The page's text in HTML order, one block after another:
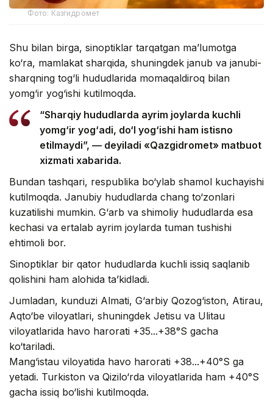
Фото: Казгидромет
Shu bilan birga, sinoptiklar tarqatgan ma’lumotga
ko‘ra, mamlakat sharqida, shuningdek janub va janubi-
sharqning tog‘li hududlarida momaqaldiroq bilan
yomg‘ir yog‘ishi kutilmoqda.
“Sharqiy hududlarda ayrim joylarda kuchli
yomg‘ir yog‘adi, do‘l yog‘ishi ham istisno
etilmaydi”, — deyiladi «Qazgidromet» matbuot
xizmati xabarida.
Bundan tashqari, respublika bo‘ylab shamol kuchayishi
kutilmoqda. Janubiy hududlarda chang to‘zonlari
kuzatilishi mumkin. G‘arb va shimoliy hududlarda esa
kechasi va ertalab ayrim joylarda tuman tushishi
ehtimoli bor.
Sinoptiklar bir qator hududlarda kuchli issiq saqlanib
qolishini ham alohida ta’kidladi.
Jumladan, kunduzi Almati, G‘arbiy Qozog‘iston, Atirau,
Aqto‘be viloyatlari, shuningdek Jetisu va Ulitau
viloyatlarida havo harorati +35...+38°S gacha
ko‘tariladi.
Mang‘istau viloyatida havo harorati +38...+40°S ga
yetadi. Turkiston va Qizilo‘rda viloyatlarida ham +40°S
gacha issiq bo‘lishi kutilmoqda.